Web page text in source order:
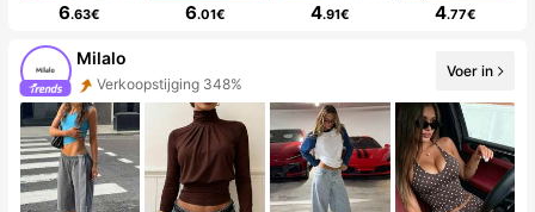
6.63€ 6.01€ 4.91€ 4.77€
Milalo
Verkoopstijging 348%
Voer in